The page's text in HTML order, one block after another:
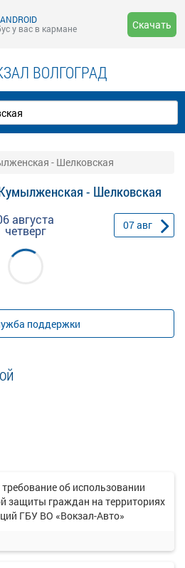
у вас в кармане
Скачать
ВОЛГОГРАД
- Шелковская
- Шелковская
августа
четверг 07авг
поддержки
об использовании
защиты граждан на территориях
ГБУ ВО «Вокзал-Авто»